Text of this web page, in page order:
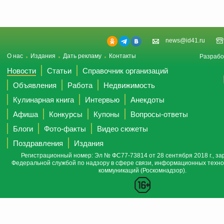
news@id41.ru
О нас Издания Дать рекламу Контакты
Новости Статьи
Справочник организаций
Объявления
Работа
Недвижимость
Кулинарная книга
Интервью
Анекдоты
Афиша
Конкурсы Купоны
Вопросы-ответы
Блоги
Фото-факты
Видео сюжеты
Поздравления
Издания
Регистрационный номер: Эл № ФС77-73814 от 28 сентября 2018 г.,
Федеральной службой по надзору в сфере связи, информационных
коммуникаций (Роскомнадзор).